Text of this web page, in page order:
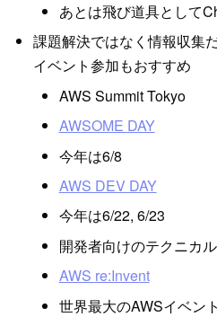
あとは飛び道具として
課題解決ではなく情報収集
イベント参加もおすすめ
AWS Summit Tokyo
AWSOME DAY
今年は6/8
AWS DEV DAY
今年は6/22, 6/23
開発者向けのテクニカ
AWS re:Invent
世界最大のAWSイベント